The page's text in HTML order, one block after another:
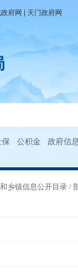
府网 | 天门政府网
保 公积金 政府信
乡镇信息公开目录 /